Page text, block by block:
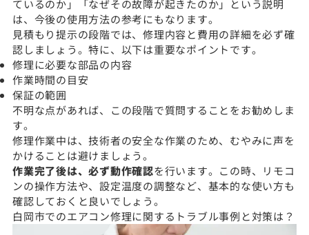
ているのか」「なぜその故障が起きたのか」という説明
は、今後の使用方法の参考にもなります。
見積もり提示の段階では、修理内容と費用の詳細を必ず確
認しましょう。特に、以下は重要なポイントです。
修理に必要な部品の内容
作業時間の目安
保証の範囲
不明な点があれば、この段階で質問することをお勧めしま
す。
修理作業中は、技術者の安全な作業のため、むやみに声を
かけることは避けましょう。
作業完了後は、必ず動作確認を行います。この時、リモコ
ンの操作方法や、設定温度の調整など、基本的な使い方も
確認しておくと良いでしょう。
白岡市でのエアコン修理に関するトラブル事例と対策は？